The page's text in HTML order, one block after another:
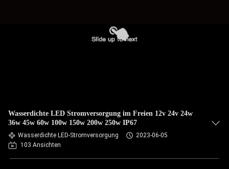
Wasserdichte LED Stromversorgung im Freien 12v 24v 24w
36w 45w 60w 100w 150w 200w 250w IP67
Wasserdichte LED-Stromversorgung
2023-06-05
103 Ansichten